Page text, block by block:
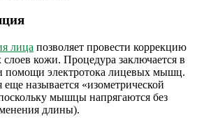
лица позволяет провести коррекцию
кожи. Процедура заключается в
помощи электротока лицевых мышц.
называется «изометрической
мышцы напрягаются без
длины).